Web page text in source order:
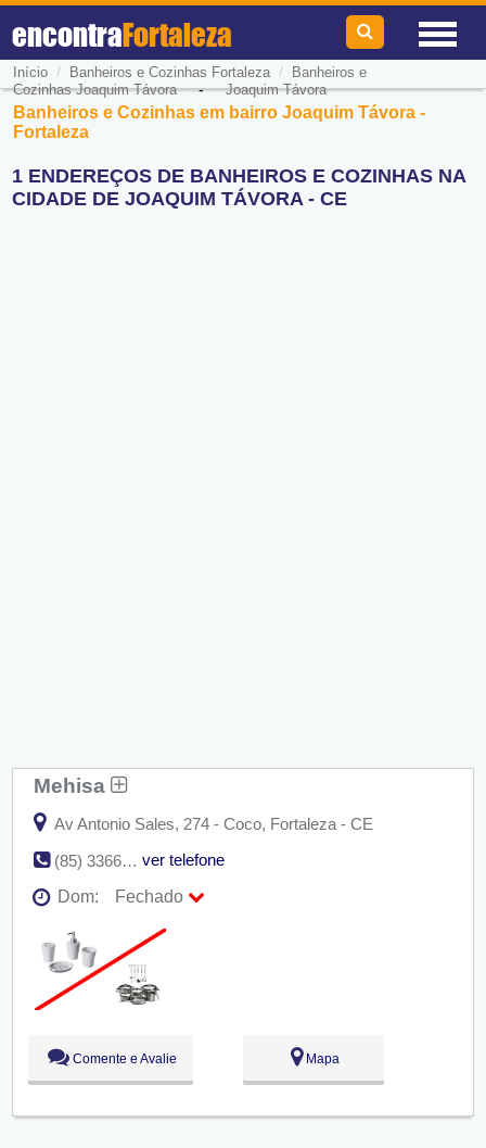
encontraFortaleza
Início / Banheiros e Cozinhas Fortaleza/
Banheiros e
Cozinhas Joaquim Távora-Joaquim Távora
Banheiros e Cozinhas em bairro Joaquim Távora -
Fortaleza
1 ENDEREÇOS DE BANHEIROS E COZINHAS NA
CIDADE DE JOAQUIM TÁVORA - CE
Mehisa
Av Antonio Sales, 274 - Coco, Fortaleza - CE
(85) 3366-6767
ver telefone
Dom:
Fechado
09:00 - 18:00
Ter:
09:00 - 18:00
Qua:
09:00 - 18:00
09:00 - 18:00
Sex:
09:00 - 18:00
Comente e Avalie Mapa